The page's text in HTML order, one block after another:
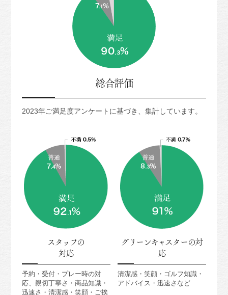
総合評価
2023年ご満足度アンケートに基づき、 集計しています。
スタッフの
対応
予約・受付・プレー時の対
応、親切丁寧さ・商品知識・
迅速さ・清潔感・笑顔・ご挨
グリーンキャスターの対
応
清潔感・笑顔・ゴルフ知識・
アドバイス・迅速さなど